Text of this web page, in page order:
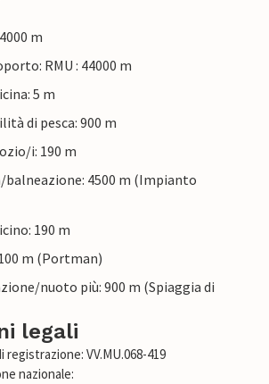
m
RMU : 44000 m
5 m
di pesca: 900 m
i: 190 m
balneazione: 4500 m (Impianto
190 m
m (Portman)
nuoto più: 900 m (Spiaggia di
legali
registrazione: VV.MU.068-419
nazionale: